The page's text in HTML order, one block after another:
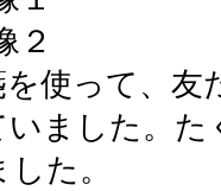
を使って、
いました。
た。